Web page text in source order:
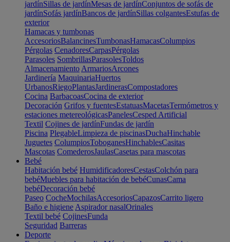
jardínSillas de jardínMesas de jardínConjuntos de sofás de
jardínSofás jardínBancos de jardínSillas colgantesEstufas de
exterior
Hamacas y tumbonas
AccesoriosBalancinesTumbonasHamacasColumpios
Pérgolas CenadoresCarpasPérgolas
Parasoles SombrillasParasolesToldos
Almacenamiento ArmariosArcones
Jardinería MaquinariaHuertos
UrbanosRiegoPlantasJardinerasCompostadores
Cocina BarbacoasCocina de exterior
Decoración Grifos y fuentesEstatuasMacetasTermómetros y
estaciones metereológicasPanelesCesped Artificial
Textil Cojines de jardínFundas de jardín
Piscina PlegableLimpieza de piscinasDuchaHinchable
Juguetes ColumpiosToboganesHinchablesCasitas
Mascotas ComederosJaulasCasetas para mascotas
Bebé
Habitación bebé HumidificadoresCestasColchón para
bebéMuebles para habitación de bebéCunasCama
bebéDecoración bebé
Paseo CocheMochilasAccesoriosCapazosCarrito ligero
Baño e higiene Aspirador nasalOrinales
Textil bebé CojinesFunda
Seguridad Barreras
Deporte